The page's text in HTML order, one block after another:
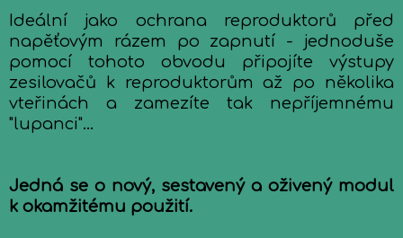
Ideální jako ochrana reproduktorů před
napěťovým rázem po zapnutí - jednoduše
pomocí tohoto obvodu připojíte výstupy
zesilovačů k reproduktorům až po několika
vteřinách a zamezíte tak nepříjemnému
"lupanci"...
Jedná se o nový, sestavený a oživený modul
k okamžitému použití.